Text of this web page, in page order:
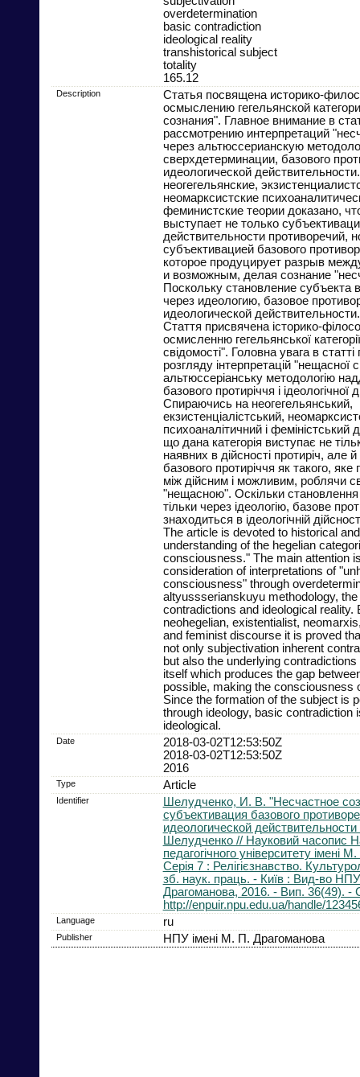
overdetermination
basic contradiction
ideological reality
transhistorical subject
totality
165.12
Description
Статья посвящена историко-
осмыслению гегельянской
сознания". Главное внимание в
рассмотрению интерпретаций
через альтюссерианскую
сверхдетерминации, базового
идеологической
неогегельянские,
неомарксистские
феминистские теории доказано,
выступает не только
действительности противоречий,
субъективацией базового
которое продуцирует разрыв
и возможным, делая сознание
Поскольку становление субъекта
через идеологию, базовое
идеологической действительности.
Стаття присвячена історико-
осмисленню гегельянської
свідомості". Головна увага в статті
розгляду інтерпретацій "нещасної
альтюссеріанську методологію
базового протиріччя і ідеологічної
Спираючись на неогегельянський,
екзистенціалістський,
психоаналітичний і феміністський
що дана категорія виступає не
наявних в дійсності протиріч, але
базового протиріччя як такого,
між дійсним і можливим, роблячи
"нещасною". Оскільки
тільки через ідеологію, базове
знаходиться в ідеологічній
The article is devoted to historical
understanding of the hegelian
consciousness." The main attention
consideration of interpretations of
consciousness" through
altyussserianskuyu methodology,
contradictions and ideological reality.
neohegelian, existentialist,
and feminist discourse it is proved
not only subjectivation inherent
but also the underlying
itself which produces the gap
possible, making the consciousness
Since the formation of the subject is
through ideology, basic contradiction
ideological.
Date
2018-03-02T12:53:50Z
2018-03-02T12:53:50Z
2016
Type Article
Identifier
Шелудченко, И. В. "Несчастное
субъективация базового
идеологической
Шелудченко // Науковий часопис
педагогічного університету імені
Серія 7 : Релігієзнавство.
зб. наук. праць. - Київ : Вид-во
Драгоманова, 2016. - Вип. 36(49). -
http://enpuir.npu.edu.ua/handle/
Language ru
Publisher НПУ імені М. П. Драгоманова